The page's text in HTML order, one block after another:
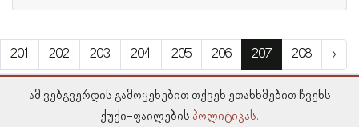
201 202 203 204 205 206 207 208 ›
ამ ვებგვერდის გამოყენებით თქვენ ეთანხმებით ჩვენს
ქუქი-ფაილების პოლიტიკას.